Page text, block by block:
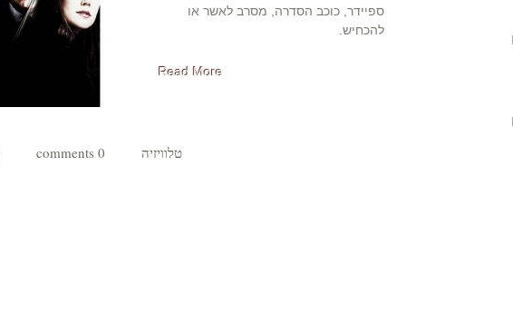
ספיידר, כוכב הסדרה, מסרב לאשר או
להכחיש.
Read More
0 comments טלוויזיה